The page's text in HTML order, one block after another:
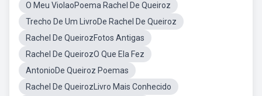
O Meu ViolaoPoema Rachel De Queiroz
Trecho De Um LivroDe Rachel De Queiroz
Rachel De QueirozFotos Antigas
Rachel De QueirozO Que Ela Fez
AntonioDe Queiroz Poemas
Rachel De QueirozLivro Mais Conhecido